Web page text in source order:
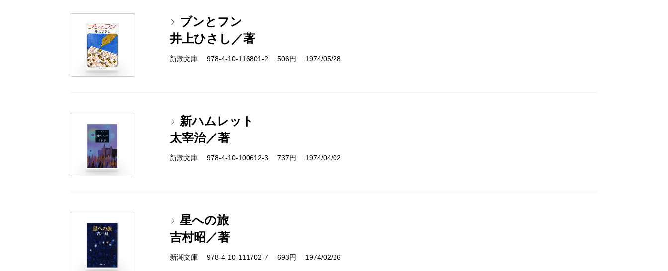
ブンとフン
井上ひさし／著
新潮文庫 978-4-10-116801-2 506円 1974/05/28
新ハムレット
太宰治／著
新潮文庫 978-4-10-100612-3 737円 1974/04/02
星への旅
吉村昭／著
新潮文庫 978-4-10-111702-7 693円 1974/02/26